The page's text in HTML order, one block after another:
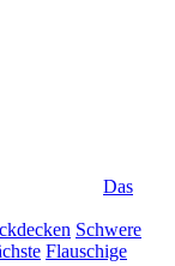
Das
Schwere
Flauschige